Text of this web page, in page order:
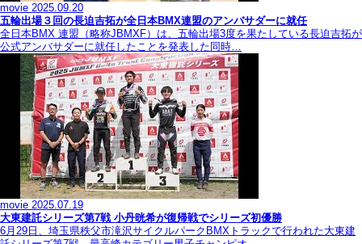
movie 2025.09.20
五輪出場３回の長迫吉拓が全日本BMX連盟のアンバサダーに就任
全日本BMX 連盟（略称JBMXF）は、五輪出場3度を果たしている長迫吉拓が
公式アンバサダーに就任したことを発表した同時…
movie 2025.07.19
大東建託シリーズ第7戦 ⼩丹晄希が復帰戦でシリーズ初優勝
6月29日、埼玉県秩父市滝沢サイクルパークBMXトラックで行われた大東建